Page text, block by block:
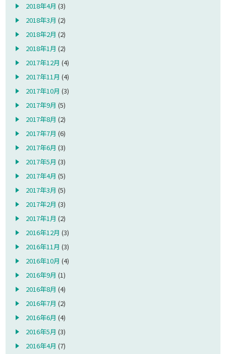
2018年4月 (3)
2018年3月 (2)
2018年2月 (2)
2018年1月 (2)
2017年12月 (4)
2017年11月 (4)
2017年10月 (3)
2017年9月 (5)
2017年8月 (2)
2017年7月 (6)
2017年6月 (3)
2017年5月 (3)
2017年4月 (5)
2017年3月 (5)
2017年2月 (3)
2017年1月 (2)
2016年12月 (3)
2016年11月 (3)
2016年10月 (4)
2016年9月 (1)
2016年8月 (4)
2016年7月 (2)
2016年6月 (4)
2016年5月 (3)
2016年4月 (7)